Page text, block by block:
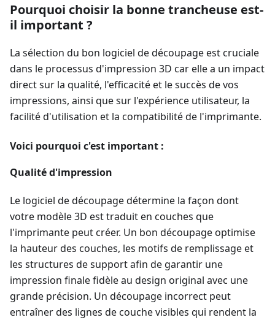
Pourquoi choisir la bonne trancheuse est-
il important ?
La sélection du bon logiciel de découpage est cruciale
dans le processus d'impression 3D car elle a un impact
direct sur la qualité, l'efficacité et le succès de vos
impressions, ainsi que sur l'expérience utilisateur, la
facilité d'utilisation et la compatibilité de l'imprimante.
Voici pourquoi c'est important :
Qualité d'impression
Le logiciel de découpage détermine la façon dont
votre modèle 3D est traduit en couches que
l'imprimante peut créer. Un bon découpage optimise
la hauteur des couches, les motifs de remplissage et
les structures de support afin de garantir une
impression finale fidèle au design original avec une
grande précision. Un découpage incorrect peut
entraîner des lignes de couche visibles qui rendent la